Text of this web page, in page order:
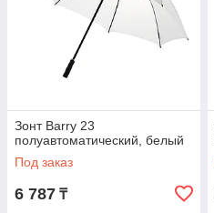
Зонт Barry 23
полуавтоматический, белый
Под заказ
6 787 ₸